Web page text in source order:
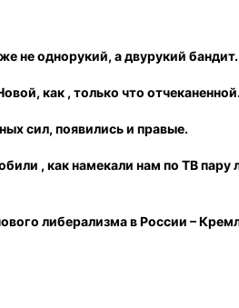
не однорукий, а двурукий
как , только что
сил, появились и правые.
, как намекали нам по ТВ
либерализма в России –